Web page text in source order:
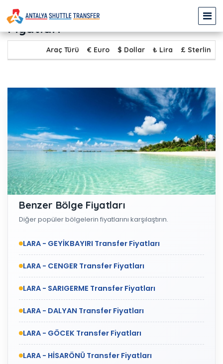
LARA - SALDA GÖLÜ Transfer
Fiyatları
Araç Türü € Euro $ Dollar ₺ Lira £ Sterlin
Benzer Bölge Fiyatları
Diğer popüler bölgelerin fiyatlarını karşılaştırın.
LARA - GEYİKBAYIRI Transfer Fiyatları
LARA - CENGER Transfer Fiyatları
LARA - SARIGERME Transfer Fiyatları
LARA - DALYAN Transfer Fiyatları
LARA - GÖCEK Transfer Fiyatları
LARA - HİSARÖNÜ Transfer Fiyatları